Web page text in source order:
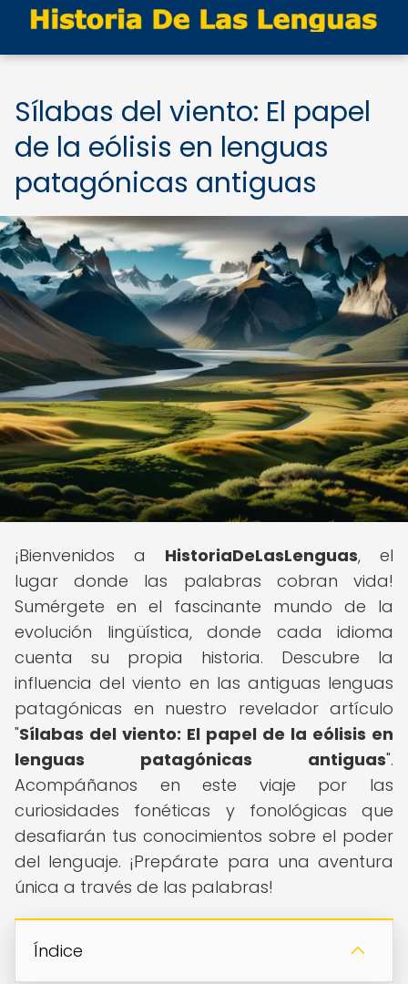
Sílabas del viento: El papel
de la eólisis en lenguas
patagónicas antiguas
¡Bienvenidos a HistoriaDeLasLenguas, el
lugar donde las palabras cobran vida!
Sumérgete en el fascinante mundo de la
evolución lingüística, donde cada idioma
cuenta su propia historia. Descubre la
influencia del viento en las antiguas lenguas
patagónicas en nuestro revelador artículo
"Sílabas del viento: El papel de la eólisis en
lenguas patagónicas antiguas".
Acompáñanos en este viaje por las
curiosidades fonéticas y fonológicas que
desafiarán tus conocimientos sobre el poder
del lenguaje. ¡Prepárate para una aventura
única a través de las palabras!
Índice